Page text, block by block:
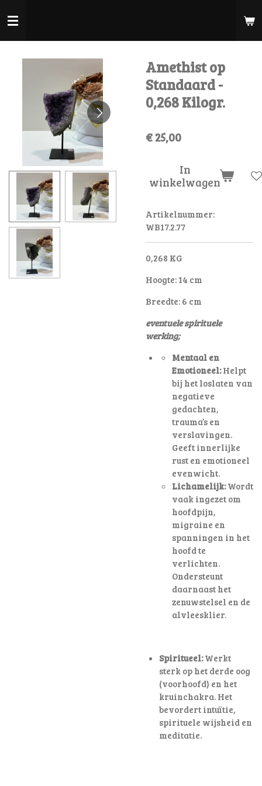
direct
Amethist op
Standaard -
0,268 Kilogr.
€ 25,00
In
winkelwagen
Artikelnummer:
WB17.2.77
0,268 KG
Hoogte: 14 cm
Breedte: 6 cm
eventuele spirituele
werking;
Mentaal en
Emotioneel:Helpt
bij het loslaten van
negatieve
gedachten,
trauma’s en
verslavingen.
Geeft innerlijke
rust en emotioneel
evenwicht.
Lichamelijk:Wordt
vaak ingezet om
hoofdpijn,
migraine en
spanningen in het
hoofd te
verlichten.
Ondersteunt
daarnaast het
zenuwstelsel en de
alvleesklier.
Spiritueel:Werkt
sterk op het derde oog
(voorhoofd) en het
kruinchakra. Het
bevordert intuïtie,
spirituele wijsheid en
meditatie.